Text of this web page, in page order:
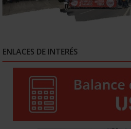
ENLACES DE INTERÉS